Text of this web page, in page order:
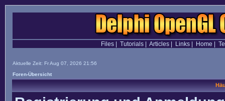
Files| Tutorials| Articles| Links| Home
Aktuelle Zeit: Fr Aug 07, 2026 21:56
Foren-Übersicht